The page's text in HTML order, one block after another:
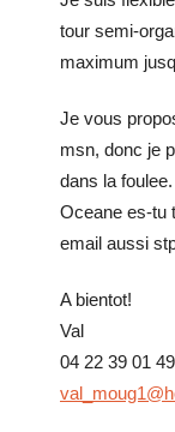
tour semi-
maximum
Je vous
msn, donc je
dans la foulee.
Oceane es-tu
email aussi
A bientot!
Val
04 22 39 01 49